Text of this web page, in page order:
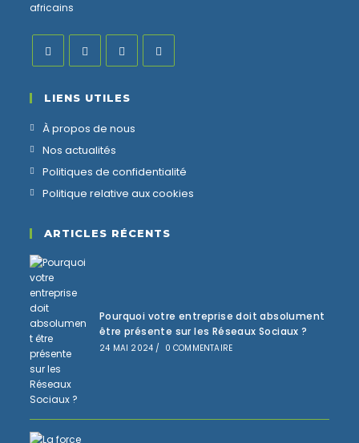
africains
LIENS UTILES
À propos de nous
Nos actualités
Politiques de confidentialité
Politique relative aux cookies
ARTICLES RÉCENTS
Pourquoi votre entreprise doit absolument
être présente sur les Réseaux Sociaux ?
24 MAI 2024 / 0 COMMENTAIRE